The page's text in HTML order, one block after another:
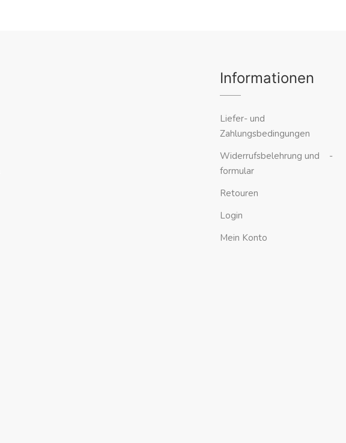
Informationen
Liefer- und
Zahlungsbedingungen
Widerrufsbelehrung und -
formular
Retouren
Login
Mein Konto